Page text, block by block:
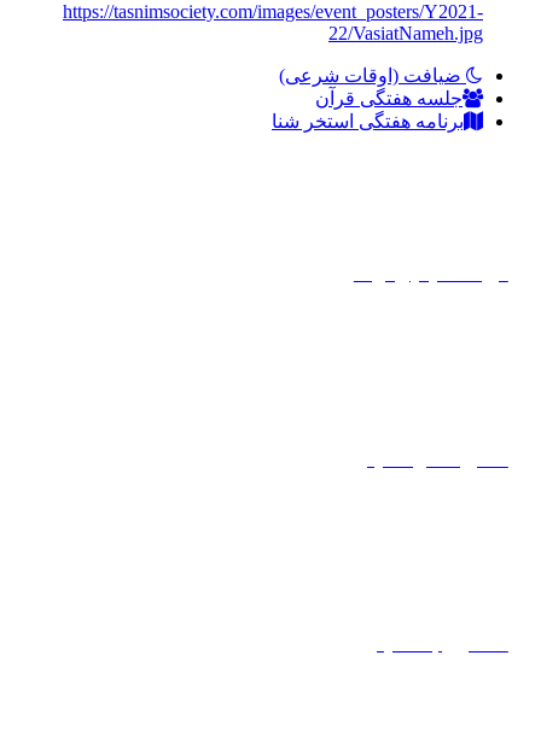
https://tasnimsociety.com/images/event_posters/Y2021-
22/VasiatNameh.jpg
ضیافت (اوقات شرعی)
جلسه هفتگی قرآن
برنامه هفتگی استخر شنا